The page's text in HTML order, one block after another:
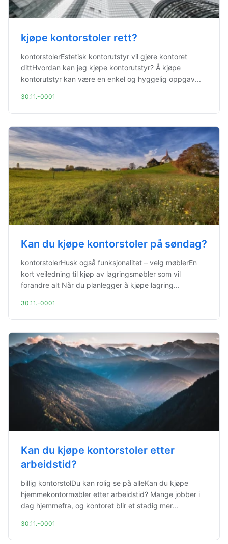
kjøpe kontorstoler rett?
kontorstolerEstetisk kontorutstyr vil gjøre kontoret
dittHvordan kan jeg kjøpe kontorutstyr? Å kjøpe
kontorutstyr kan være en enkel og hyggelig oppgav...
30.11.-0001
Kan du kjøpe kontorstoler på søndag?
kontorstolerHusk også funksjonalitet – velg møblerEn
kort veiledning til kjøp av lagringsmøbler som vil
forandre alt Når du planlegger å kjøpe lagring...
30.11.-0001
Kan du kjøpe kontorstoler etter
arbeidstid?
billig kontorstolDu kan rolig se på alleKan du kjøpe
hjemmekontormøbler etter arbeidstid? Mange jobber i
dag hjemmefra, og kontoret blir et stadig mer...
30.11.-0001